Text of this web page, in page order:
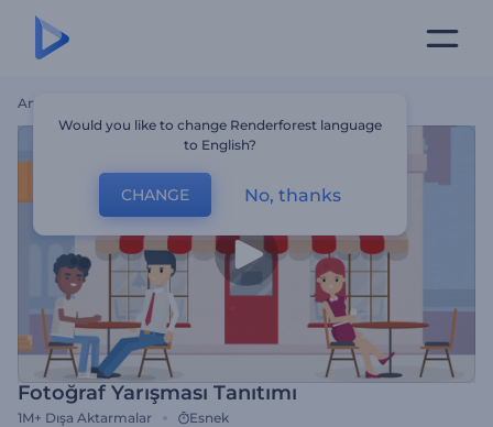
Ana Sayfa
Fotoğraf Yarışması Tanıtımı
1M+ Dışa Aktarmalar Esnek
Would you like to change Renderforest language
to English?
CHANGE No, thanks